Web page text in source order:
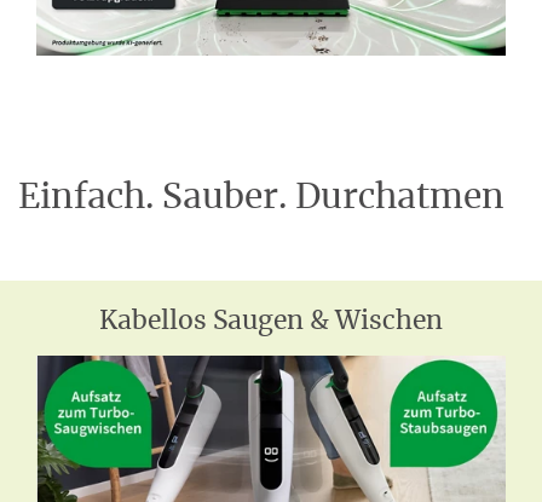
Einfach. Sauber. Durchatmen
Kabellos Saugen & Wischen